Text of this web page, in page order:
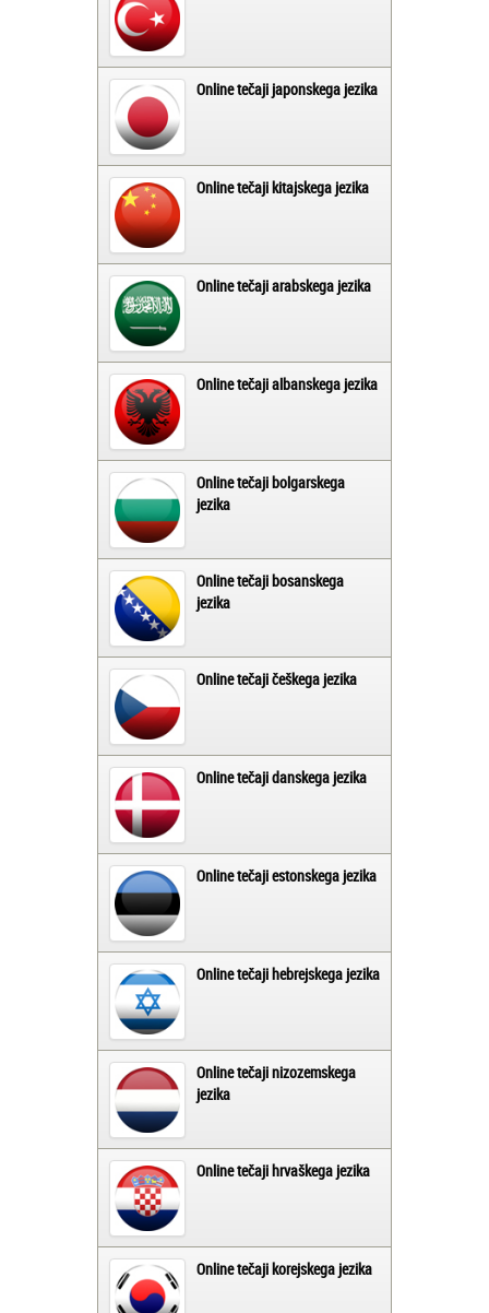
Online tečaji japonskega jezika
Online tečaji kitajskega jezika
Online tečaji arabskega jezika
Online tečaji albanskega jezika
Online tečaji bolgarskega
jezika
Online tečaji bosanskega
jezika
Online tečaji češkega jezika
Online tečaji danskega jezika
Online tečaji estonskega jezika
Online tečaji hebrejskega jezika
Online tečaji nizozemskega
jezika
Online tečaji hrvaškega jezika
Online tečaji korejskega jezika